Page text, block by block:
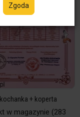
+ koperta
w magazynie (283
Zgoda